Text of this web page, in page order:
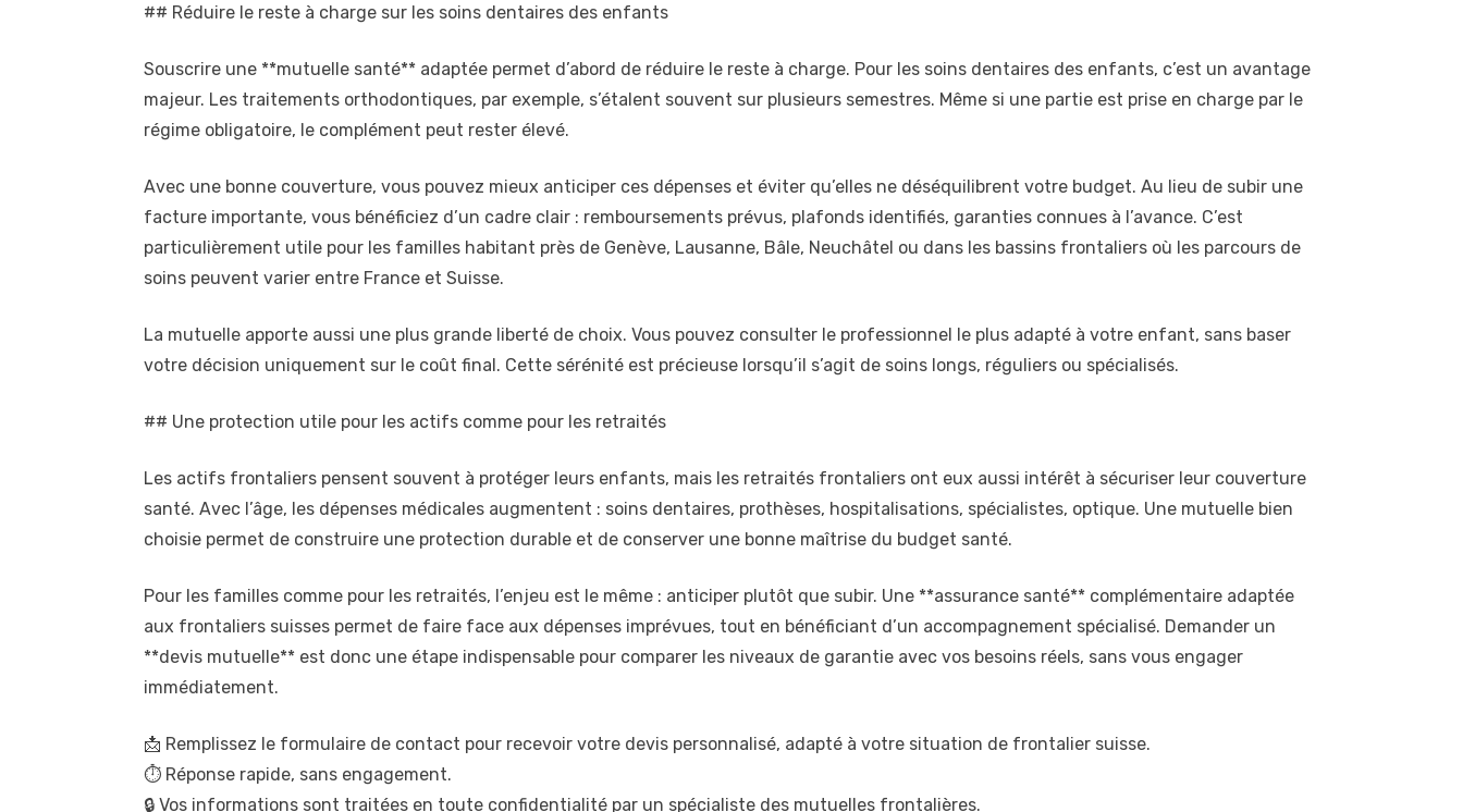
## Réduire le reste à charge sur les soins dentaires des enfants
Souscrire une **mutuelle santé** adaptée permet d’abord de réduire le reste à charge. Pour les soins dentaires des enfants, c’est un avantage
majeur. Les traitements orthodontiques, par exemple, s’étalent souvent sur plusieurs semestres. Même si une partie est prise en charge par le
régime obligatoire, le complément peut rester élevé.
Avec une bonne couverture, vous pouvez mieux anticiper ces dépenses et éviter qu’elles ne déséquilibrent votre budget. Au lieu de subir une
facture importante, vous bénéficiez d’un cadre clair : remboursements prévus, plafonds identifiés, garanties connues à l’avance. C’est
particulièrement utile pour les familles habitant près de Genève, Lausanne, Bâle, Neuchâtel ou dans les bassins frontaliers où les parcours de
soins peuvent varier entre France et Suisse.
La mutuelle apporte aussi une plus grande liberté de choix. Vous pouvez consulter le professionnel le plus adapté à votre enfant, sans baser
votre décision uniquement sur le coût final. Cette sérénité est précieuse lorsqu’il s’agit de soins longs, réguliers ou spécialisés.
## Une protection utile pour les actifs comme pour les retraités
Les actifs frontaliers pensent souvent à protéger leurs enfants, mais les retraités frontaliers ont eux aussi intérêt à sécuriser leur couverture
santé. Avec l’âge, les dépenses médicales augmentent : soins dentaires, prothèses, hospitalisations, spécialistes, optique. Une mutuelle bien
choisie permet de construire une protection durable et de conserver une bonne maîtrise du budget santé.
Pour les familles comme pour les retraités, l’enjeu est le même : anticiper plutôt que subir. Une **assurance santé** complémentaire adaptée
aux frontaliers suisses permet de faire face aux dépenses imprévues, tout en bénéficiant d’un accompagnement spécialisé. Demander un
**devis mutuelle** est donc une étape indispensable pour comparer les niveaux de garantie avec vos besoins réels, sans vous engager
immédiatement.
📩 Remplissez le formulaire de contact pour recevoir votre devis personnalisé, adapté à votre situation de frontalier suisse.
⏱️ Réponse rapide, sans engagement.
🔒 Vos informations sont traitées en toute confidentialité par un spécialiste des mutuelles frontalières.